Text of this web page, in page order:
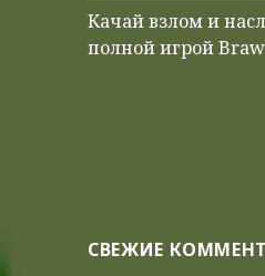
Качай взлом и
полной игрой
СВЕЖИЕ